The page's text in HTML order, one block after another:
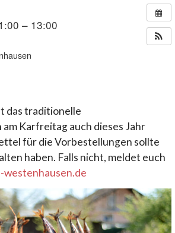
– 13:00
das traditionelle
Karfreitag auch dieses Jahr
für die Vorbestellungen sollte
haben. Falls nicht, meldet euch
westenhausen.de